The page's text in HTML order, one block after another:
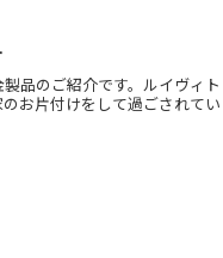
品のご紹介です。ルイヴィト
お片付けをして過ごされてい